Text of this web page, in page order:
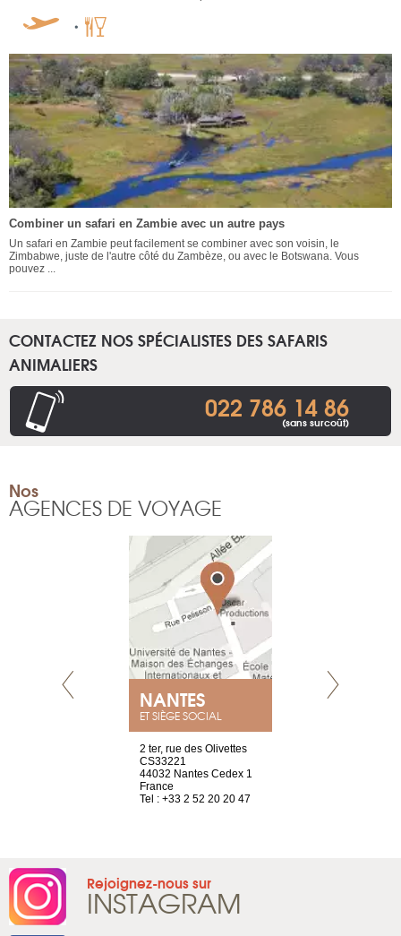
Combiner un safari en Zambie avec un autre pays
Un safari en Zambie peut facilement se combiner avec son voisin, le
Zimbabwe, juste de l'autre côté du Zambèze, ou avec le Botswana. Vous
pouvez ...
CONTACTEZ NOS SPÉCIALISTES DES SAFARIS
ANIMALIERS
022 786 14 86
(sans surcoût)
Nos
AGENCES DE VOYAGE
NANTES
ET SIÈGE SOCIAL
2 ter, rue des Olivettes
CS33221
44032 Nantes Cedex 1
France
Tel : +33 2 52 20 20 47
Rejoignez-nous sur
INSTAGRAM